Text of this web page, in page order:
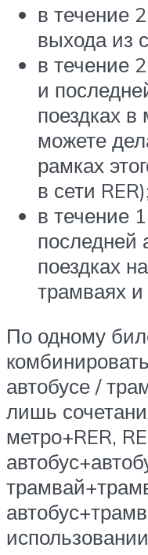
в течение
выхода из
в течение
и
поездках в
можете
рамках
в сети RER);
в течение
последней
поездках
трамваях
По одному
автобусе /
лишь
метро+RER,